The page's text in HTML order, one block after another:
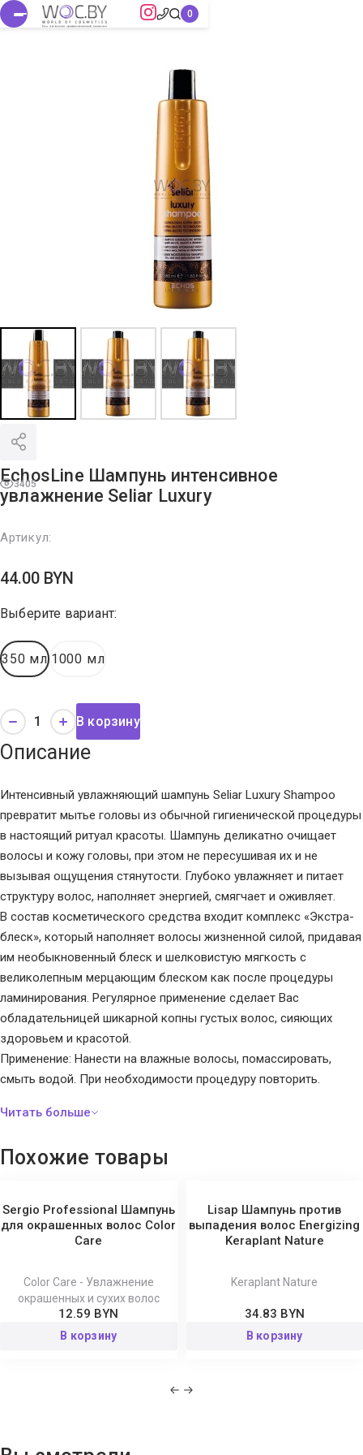
3405
EchosLine Шампунь интенсивное
увлажнение Seliar Luxury
Артикул:
44.00 BYN
Выберите вариант:
350 мл 1000 мл
В корзину
Описание
Интенсивный увлажняющий шампунь Seliar Luxury Shampoo
превратит мытье головы из обычной гигиенической процедуры
в настоящий ритуал красоты. Шампунь деликатно очищает
волосы и кожу головы, при этом не пересушивая их и не
вызывая ощущения стянутости. Глубоко увлажняет и питает
структуру волос, наполняет энергией, смягчает и оживляет.
В состав косметического средства входит комплекс «Экстра-
блеск», который наполняет волосы жизненной силой, придавая
им необыкновенный блеск и шелковистую мягкость с
великолепным мерцающим блеском как после процедуры
ламинирования. Регулярное применение сделает Вас
обладательницей шикарной копны густых волос, сияющих
здоровьем и красотой.
Применение: Нанести на влажные волосы, помассировать,
смыть водой. При необходимости процедуру повторить.
Похожие товары
Sergio Professional Шампунь
для окрашенных волос Color
Care
Color Care - Увлажнение
окрашенных и сухих волос
12.59 BYN
В корзину
Lisap Шампунь против
выпадения волос Energizing
Keraplant Nature
Keraplant Nature
34.83 BYN
В корзину